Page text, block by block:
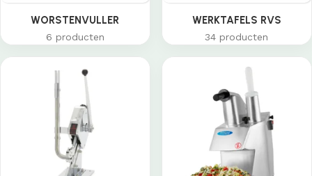
WORSTENVULLER
6 producten
WERKTAFELS RVS
34 producten